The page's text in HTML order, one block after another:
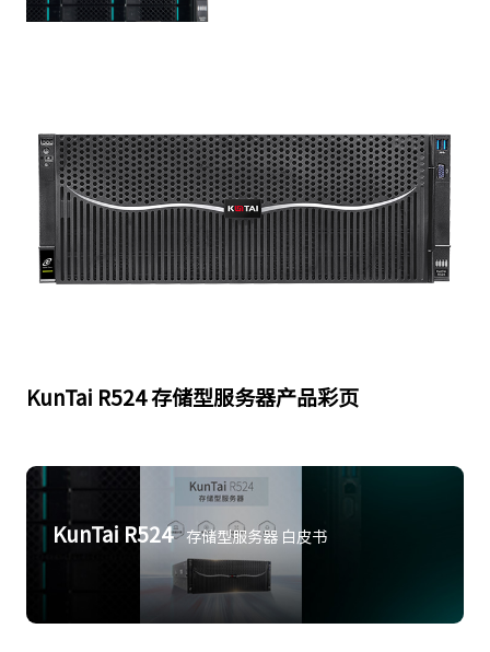
KunTai R524 存储型服务器产品彩页
KunTai R524 存储型服务器 白皮书